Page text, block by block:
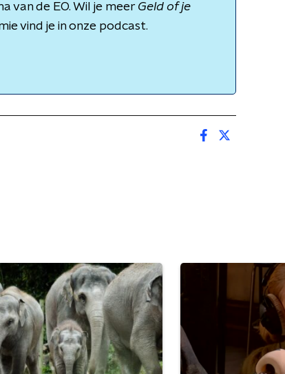
van de EO. Wil je meer Geld of je
vind je in onze podcast.